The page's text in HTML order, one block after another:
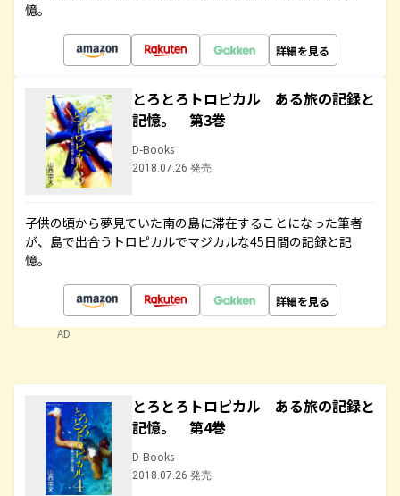
憶。
詳細を見る
とろとろトロピカル ある旅の記録と
記憶。 第3巻
D-Books
2018.07.26 発売
子供の頃から夢見ていた南の島に滞在することになった筆者
が、島で出合うトロピカルでマジカルな45日間の記録と記
憶。
詳細を見る
AD
とろとろトロピカル ある旅の記録と
記憶。 第4巻
D-Books
2018.07.26 発売